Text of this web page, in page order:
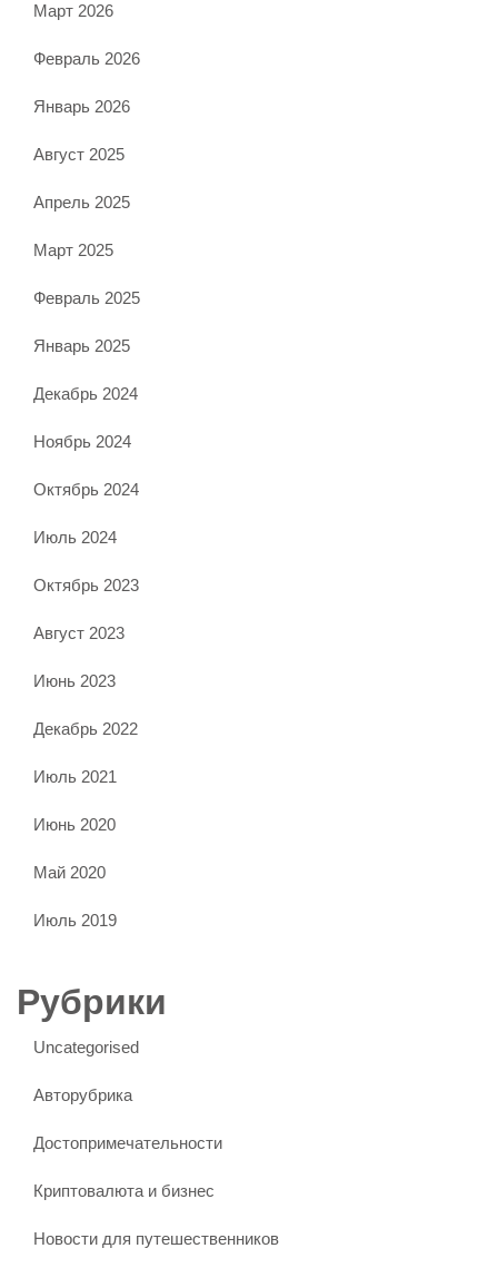
Март 2026
Февраль 2026
Январь 2026
Август 2025
Апрель 2025
Март 2025
Февраль 2025
Январь 2025
Декабрь 2024
Ноябрь 2024
Октябрь 2024
Июль 2024
Октябрь 2023
Август 2023
Июнь 2023
Декабрь 2022
Июль 2021
Июнь 2020
Май 2020
Июль 2019
Рубрики
Uncategorised
Авторубрика
Достопримечательности
Криптовалюта и бизнес
Новости для путешественников